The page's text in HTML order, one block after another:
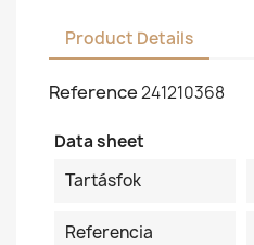
Product Details
Reference241210368
Data sheet
Tartásfok
Referencia